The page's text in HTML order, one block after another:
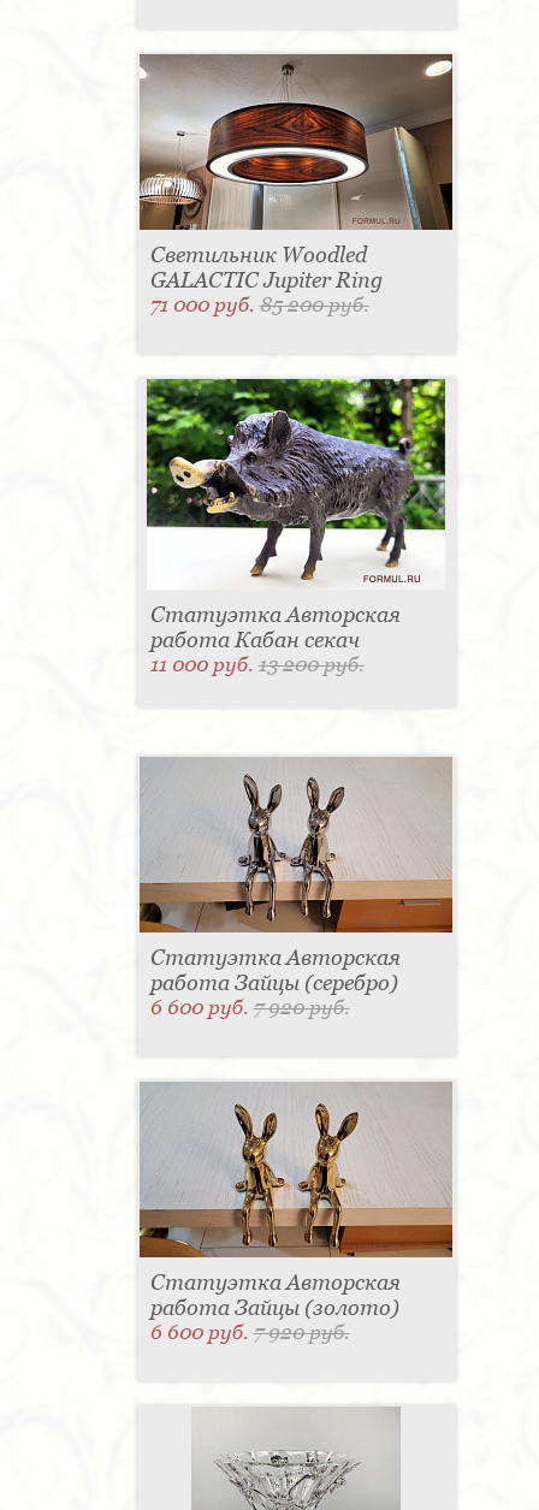
Светильник Woodled
GALACTIC Jupiter Ring
71 000 руб.85 200 руб.
Статуэтка Авторская
работа Кабан секач
11 000 руб.13 200 руб.
Статуэтка Авторская
работа Зайцы (серебро)
6 600 руб.7 920 руб.
Статуэтка Авторская
работа Зайцы (золото)
6 600 руб.7 920 руб.